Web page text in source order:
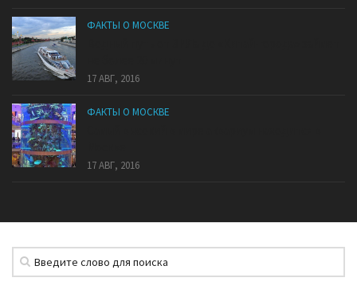
ФАКТЫ О МОСКВЕ
17 АВГ, 2016
ФАКТЫ О МОСКВЕ
17 АВГ, 2016